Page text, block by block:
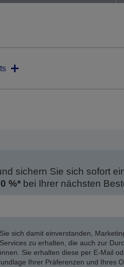
sichern Sie sich sofort
%*bei Ihrer nächsten
sich damit einverstanden,
zu erhalten, die auch zur
Sie erhalten diese per E-Mail
Ihrer Präferenzen und Ihres